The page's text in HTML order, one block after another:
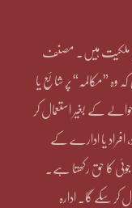
کی ملکیت ہیں۔ مصنف
وہ ”مکالمہ“ پر شائع یا
کے بغیر استعمال کر
افراد یا ادارے کے
کا حق رکھتا ہے۔
کر سکے گا۔ ادارہ